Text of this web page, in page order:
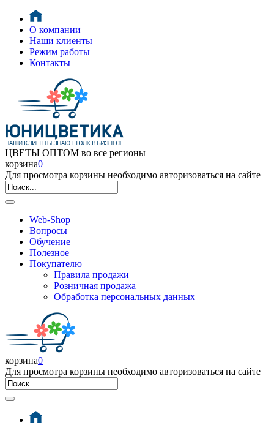
О компании
Наши клиенты
Режим работы
Контакты
ЦВЕТЫ ОПТОМ во все регионы
корзина0
Для просмотра корзины необходимо авторизоваться на сайте
Web-Shop
Вопросы
Обучение
Полезное
Покупателю
Правила продажи
Розничная продажа
Обработка персональных данных
корзина0
Для просмотра корзины необходимо авторизоваться на сайте